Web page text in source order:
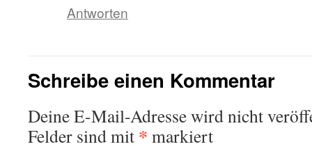
Antworten
Schreibe einen Kommentar
Deine E-Mail-Adresse wird nicht
Felder sind mit * markiert